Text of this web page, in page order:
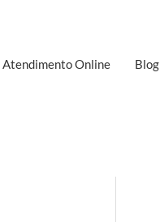
Atendimento Online Blog